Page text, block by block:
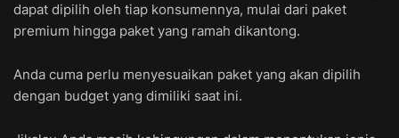
dapat dipilih oleh tiap konsumennya, mulai dari paket
premium hingga paket yang ramah dikantong.
Anda cuma perlu menyesuaikan paket yang akan dipilih
dengan budget yang dimiliki saat ini.